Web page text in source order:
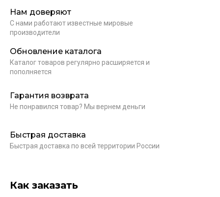
Нам доверяют
С нами работают известные мировые
производители
Обновление каталога
Каталог товаров регулярно расширяется и
пополняется
Гарантия возврата
Не понравился товар? Мы вернем деньги
Быстрая доставка
Быстрая доставка по всей территории России
Как заказать